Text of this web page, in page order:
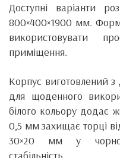
Доступні варіанти
800×400×1900 мм.
використовувати
приміщення.
Корпус виготовлений
для щоденного
білого кольору додає
0,5 мм захищає торці
30×20 мм у